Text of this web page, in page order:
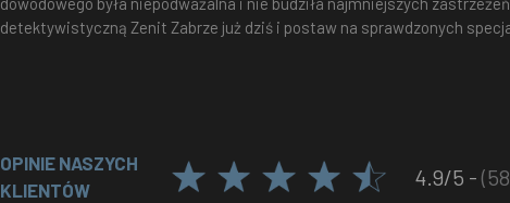
detektywistyczną Zenit Zabrze już dziś i postaw na sprawdzonych
OPINIE NASZYCH
KLIENTÓW
4.9/5 -